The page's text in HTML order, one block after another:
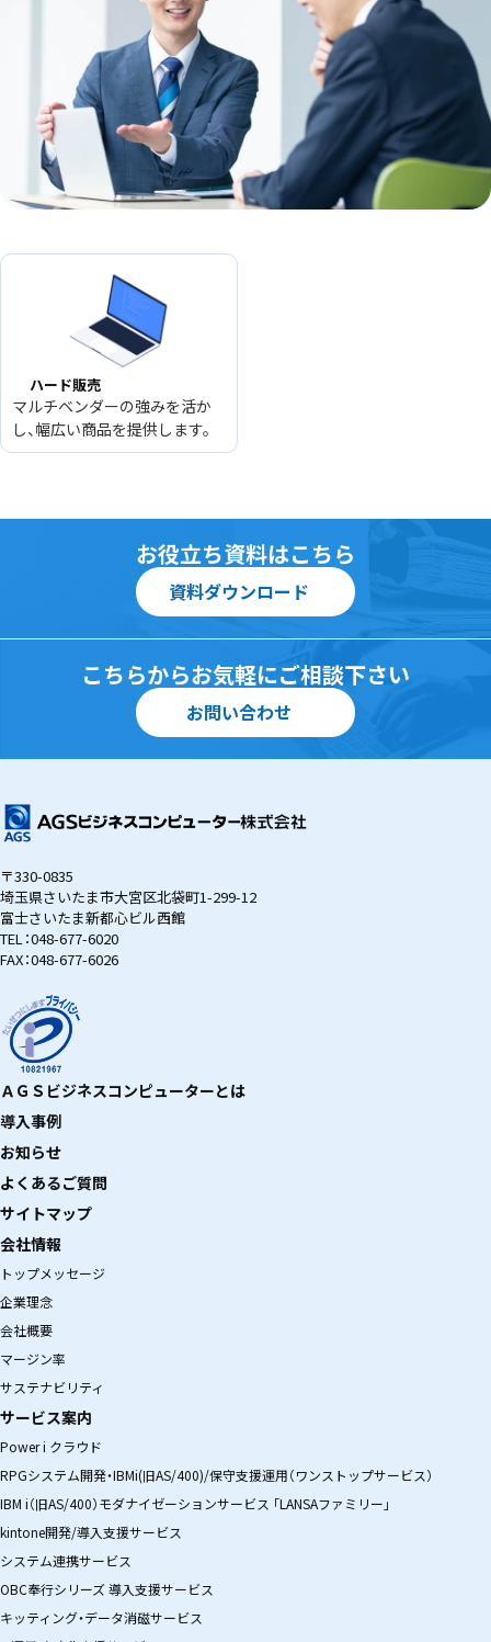
ハード販売
マルチベンダーの強みを活か
し、幅広い商品を提供します。
お役立ち資料はこちら
資料ダウンロード
こちらからお気軽にご相談下さい
お問い合わせ
〒330-0835
埼玉県さいたま市大宮区北袋町1-299-12
富士さいたま新都心ビル西館
TEL：048-677-6020
FAX：048-677-6026
ＡＧＳビジネスコンピューターとは
導入事例
お知らせ
よくあるご質問
サイトマップ
会社情報
トップメッセージ
企業理念
会社概要
マージン率
サステナビリティ
サービス案内
Power i クラウド
RPGシステム開発・IBMi(旧AS/400)/保守支援運用（ワンストップサービス）
IBM i（旧AS/400）モダナイゼーションサービス 「LANSAファミリー」
kintone開発/導入支援サービス
システム連携サービス
OBC奉行シリーズ 導入支援サービス
キッティング・データ消磁サービス